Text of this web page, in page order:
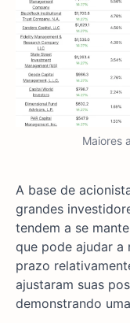
Maiores
A base de
grandes
tendem a se
que pode ajudar a
prazo
ajustaram suas
demonstrando